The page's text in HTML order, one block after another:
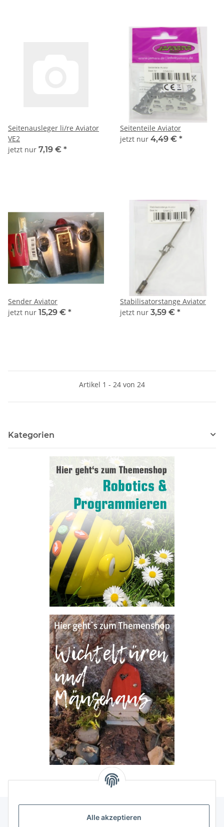
Alle akzeptieren
Seitenausleger li/re Aviator
VE2
jetzt nur 7,19 € *
Seitenteile Aviator
jetzt nur 4,49 € *
Sender Aviator
jetzt nur 15,29 € *
Stabilisatorstange Aviator
jetzt nur 3,59 € *
Artikel 1 - 24 von 24
Kategorien